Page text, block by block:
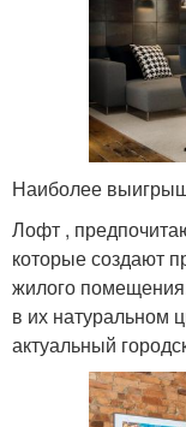
Наиболее
Лофт ,
которые создают
жилого
в их натуральном
актуальный